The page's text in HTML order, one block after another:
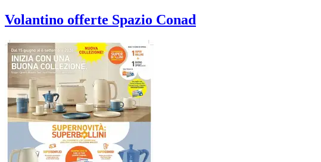
Volantino offerte Spazio Conad